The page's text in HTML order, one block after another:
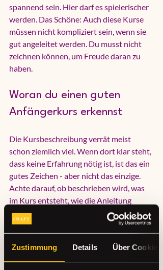
Zustimmung Details Über Cookies
spannend sein. Hier darf es spielerischer
werden. Das Schöne: Auch diese Kurse
müssen nicht kompliziert sein, wenn sie
gut angeleitet werden. Du musst nicht
zeichnen können, um Freude daran zu
haben.
Woran du einen guten
Anfängerkurs erkennst
Die Kursbeschreibung verrät meist
schon ziemlich viel. Wenn dort klar steht,
dass keine Erfahrung nötig ist, ist das ein
gutes Zeichen - aber nicht das einzige.
Achte darauf, ob beschrieben wird, was
im Kurs entsteht, wie die Anleitung
aufgebaut ist und ob Material inklusive
ist. Je transparenter das Angebot, desto
entspannter gehst du hinein.
Hilfreich ist auch, wenn der Kurs nicht zu